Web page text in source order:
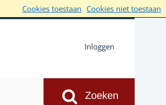
Cookies toestaan Cookies niet toestaan
Inloggen